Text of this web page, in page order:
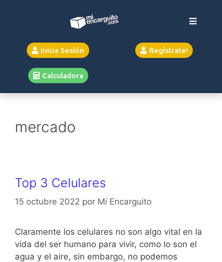
Inicia Sesión Regístrate!
Calculadora
mercado
Top 3 Celulares
15 octubre 2022 por Mi Encarguito
Claramente los celulares no son algo vital en la
vida del ser humano para vivir, como lo son el
agua y el aire, sin embargo, no podemos